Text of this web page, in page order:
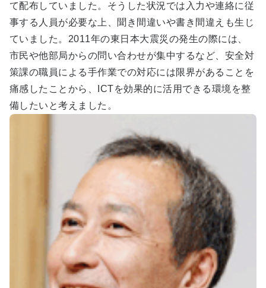
て配布していました。そうした状況では入力や連絡に従
事する人員が必要な上、聞き間違いや書き間違えも生じ
ていました。2011年の東日本大震災の発生の際には、
市民や他部局からの問い合わせが集中するなど、安全対
策課の職員による手作業での対応には限界があることを
痛感したことから、ICTを効果的に活用できる環境を整
備したいと考えました。